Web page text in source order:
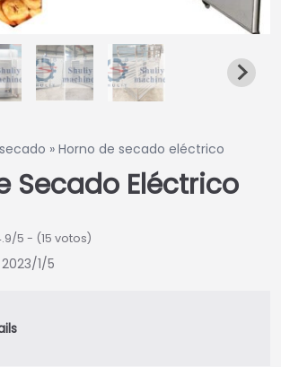
» Horno de secado eléctrico
Secado Eléctrico
5 - (15 votos)
1/5